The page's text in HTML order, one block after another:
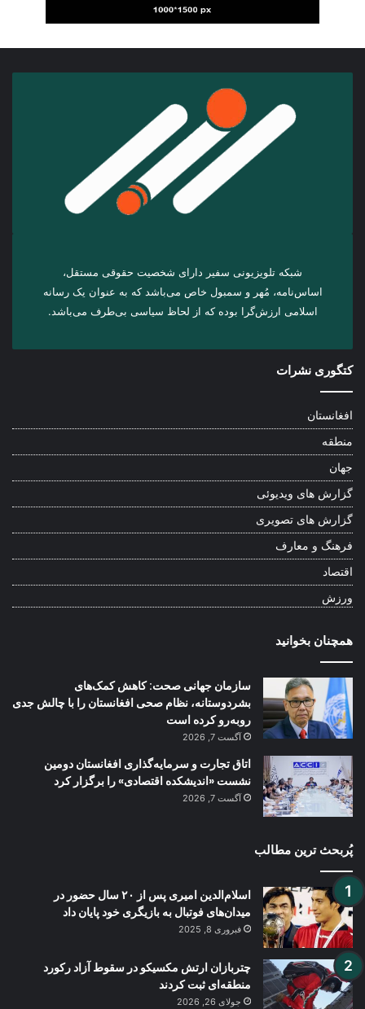
شبکه تلویزیونی سفیر دارای شخصیت حقوقی مستقل،
اساس‌نامه، مُهر و سمبول خاص می‌باشد که به عنوان یک رسانه
اسلامی ارزش‌گرا بوده که از لحاظ سیاسی بی‌طرف می‌باشد.
کتگوری نشرات
افغانستان
منطقه
جهان
گزارش های ویدیوئی
گزارش های تصویری
فرهنگ و معارف
اقتصاد
ورزش
همچنان بخوانید
سازمان جهانی صحت: کاهش کمک‌های
بشردوستانه، نظام صحی افغانستان را با چالش جدی
روبه‌رو کرده است
آگست 7, 2026
اتاق تجارت و سرمایه‌گذاری افغانستان دومین
نشست «اندیشکده اقتصادی» را برگزار کرد
آگست 7, 2026
پُربحث ترین مطالب
اسلام‌الدین امیری پس از ۲۰ سال حضور در
میدان‌های فوتبال به بازیگری خود پایان داد
فبروری 8, 2025
چتربازان ارتش مکسیکو در سقوط آزاد رکورد
منطقه‌ای ثبت کردند
جولای 26, 2026